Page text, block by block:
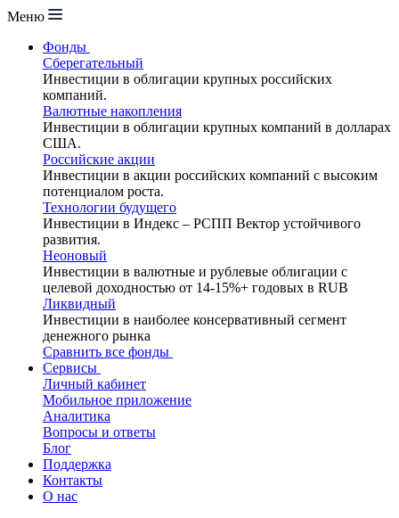
Меню
Фонды
Сберегательный
Инвестиции в облигации крупных российских
компаний.
Валютные накопления
Инвестиции в облигации крупных компаний в долларах
США.
Российские акции
Инвестиции в акции российских компаний с высоким
потенциалом роста.
Технологии будущего
Инвестиции в Индекс – РСПП Вектор устойчивого
развития.
Неоновый
Инвестиции в валютные и рублевые облигации с
целевой доходностью от 14-15%+ годовых в RUB
Ликвидный
Инвестиции в наиболее консервативный сегмент
денежного рынка
Сравнить все фонды
Сервисы
Личный кабинет
Мобильное приложение
Аналитика
Вопросы и ответы
Блог
Поддержка
Контакты
О нас